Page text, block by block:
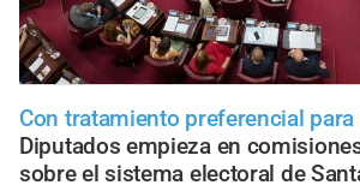
Con tratamiento preferencial
Diputados empieza en
sobre el sistema electoral de